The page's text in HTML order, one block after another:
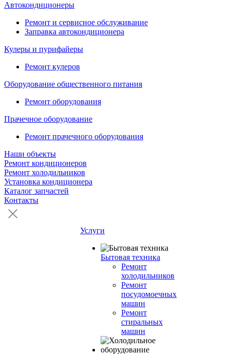
Автокондиционеры
Ремонт и сервисное обслуживание
Заправка автокондиционера
Кулеры и пурифайеры
Ремонт кулеров
Оборудование общественного питания
Ремонт оборудования
Прачечное оборудование
Ремонт прачечного оборудования
Наши объекты
Ремонт кондиционеров
Ремонт холодильников
Установка кондиционера
Каталог запчастей
Контакты
Услуги
Бытовая техника
Ремонт
холодильников
Ремонт
посудомоечных
машин
Ремонт
стиральных
машин